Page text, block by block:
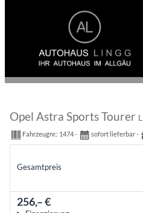
Opel Astra Sports Tourer
Fahrzeugnr.: 1474 sofort lieferbar
Gesamtpreis
256,– €